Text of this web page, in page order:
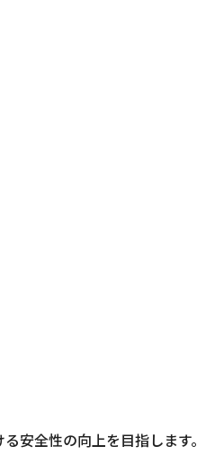
安全性の向上を目指します。